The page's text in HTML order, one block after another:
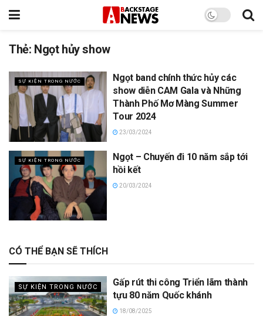
Thẻ: Ngọt hủy show
SỰ KIỆN TRONG NƯỚC
Ngọt band chính thức hủy các
show diễn CAM Gala và Những
Thành Phố Mơ Màng Summer
Tour 2024
23/03/2024
SỰ KIỆN TRONG NƯỚC
Ngọt – Chuyến đi 10 năm sắp tới
hồi kết
20/03/2024
CÓ THỂ BẠN SẼ THÍCH
SỰ KIỆN TRONG NƯỚC
Gấp rút thi công Triển lãm thành
tựu 80 năm Quốc khánh
18/08/2025